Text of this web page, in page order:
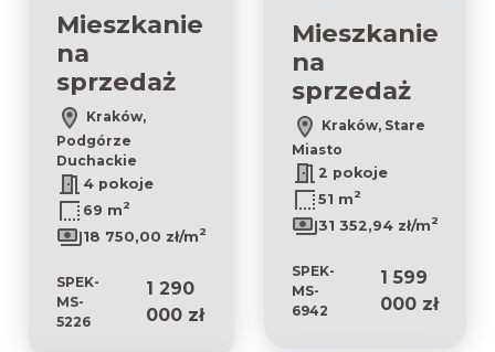
Mieszkanie
na
sprzedaż
Kraków,
Podgórze
Duchackie
4 pokoje
69 m2
18 750,00 zł/m2
SPEK-
MS-
5226
1 290
000 zł
Mieszkanie
na
sprzedaż
Kraków, Stare
Miasto
2 pokoje
51 m2
31 352,94 zł/m2
SPEK-
MS-
6942
1 599
000 zł